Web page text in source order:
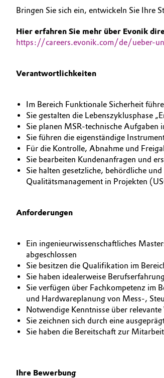
Catalysts
Chemical Industry
Circular Economy
Composites
Consumer Goods & Lifestyle
Electronics & Telecommunications
Food & Beverage
Green Hydrogen
Home Care & Cleaning
Industrial Manufacturing & Machinery
Lubricants & Lubricant Additives
Metals & Mining
Business Lines
Einkauf
Governance & Compliance
Allgemeine Verkaufs- und
Investor Relations
Medien
Bringen Sie sich ein, entwickeln Sie Ihre
Hier erfahren Sie mehr über Evonik
https://careers.evonik.com/de/ueber-
Verantwortlichkeiten
Im Bereich Funktionale Sicherheit
Sie gestalten die Lebenszyklusphase
Sie planen MSR-technische Aufgaben
Sie führen die eigenständige
Für die Kontrolle, Abnahme und
Sie bearbeiten Kundenanfragen und
Sie halten gesetzliche, behördliche
Qualitätsmanagement in Projekten
Anforderungen
Ein ingenieurwissenschaftliches
abgeschlossen
Sie besitzen die Qualifikation im
Sie haben idealerweise
Sie verfügen über Fachkompetenz
und Hardwareplanung von Mess-,
Notwendige Kenntnisse über
Sie zeichnen sich durch eine
Sie haben die Bereitschaft zur
Ihre Bewerbung